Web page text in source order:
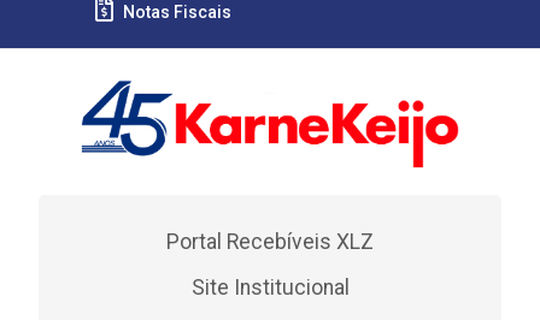
Notas Fiscais
Portal Recebíveis XLZ
Site Institucional